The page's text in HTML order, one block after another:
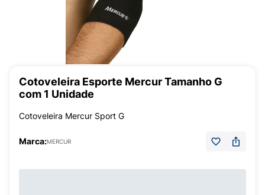
Cotoveleira Esporte Mercur Tamanho G
com 1 Unidade
Cotoveleira Mercur Sport G
Marca:MERCUR